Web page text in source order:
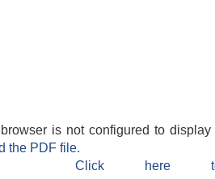
browser is not configured to
the PDF file.
Click here